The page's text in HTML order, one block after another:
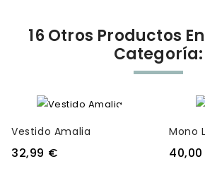
16 Otros Productos
Categoría:
Vestido Amalia
32,99 €
Mono